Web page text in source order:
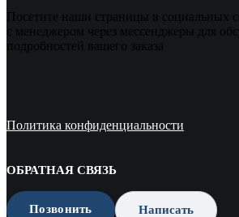
Посетите наши страницы в социальных
с менеджером через мессенджеры для
подробностей вашего заказа
Политика конфиденциальности
ОБРАТНАЯ СВЯЗЬ
Позвонить Написать